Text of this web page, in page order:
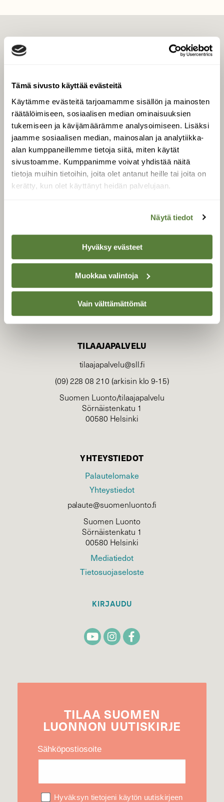
Tämä sivusto käyttää evästeitä
Käytämme evästeitä tarjoamamme sisällön ja mainosten
räätälöimiseen, sosiaalisen median ominaisuuksien
tukemiseen ja kävijämäärämme analysoimiseen. Lisäksi
jaamme sosiaalisen median, mainosalan ja analytiikka-
alan kumppaneillemme tietoja siitä, miten käytät
sivustoamme. Kumppanimme voivat yhdistää näitä
tietoja muihin tietoihin, joita olet antanut heille tai joita on
kerätty, kun olet käyttänyt heidän palvelujaan.
Näytä tiedot
Hyväksy evästeet
Muokkaa valintoja
Vain välttämättömät
Tilaa digilukuoikeus
Äänestä parasta juttua
Tilaa uutiskirje
SUOMEN LUONNON­
SUOJELU­LIITTO
Suomen Luonto -lehden
luonnonsuojelu­liitto.
TILAAJAPALVELU
tilaajapalvelu@sll.fi
(09) 228 08 210 (arkisin klo 9-15)
Suomen Luonto/tilaajapalvelu
Sörnäistenkatu 1
00580 Helsinki
YHTEYSTIEDOT
Palautelomake
Yhteystiedot
palaute@suomenluonto.fi
Suomen Luonto
Sörnäistenkatu 1
00580 Helsinki
Mediatiedot
Tietosuojaseloste
KIRJAUDU
TILAA SUOMEN
LUONNON UUTIS­KIRJE
Sähköpostiosoite
Hyväksyn tietojeni käytön uutiskirjeen